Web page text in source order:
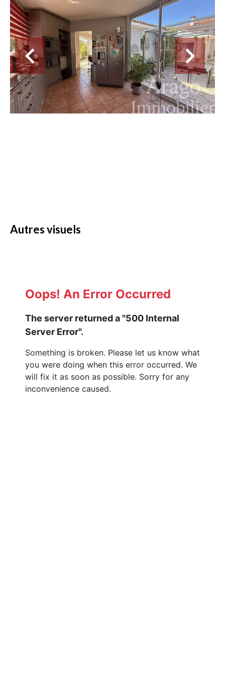
Autres visuels